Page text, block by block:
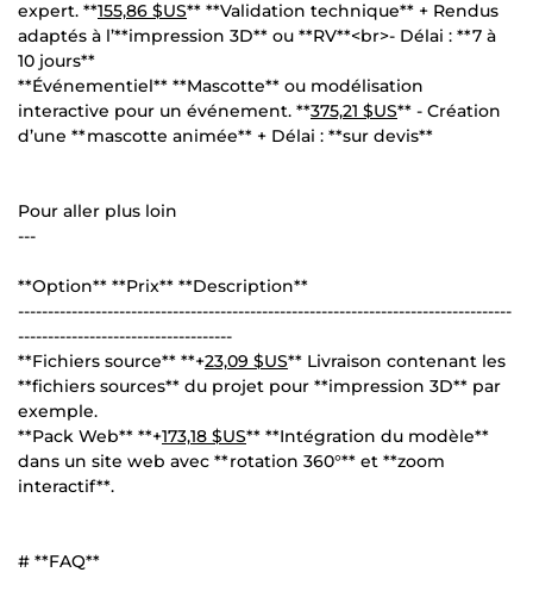
expert. **155,86 $US** **Validation technique** + Rendus
adaptés à l’**impression 3D** ou **RV**<br>- Délai : **7 à
10 jours**
**Événementiel** **Mascotte** ou modélisation
interactive pour un événement. **375,21 $US** - Création
d’une **mascotte animée** + Délai : **sur devis**
Pour aller plus loin
---
**Option** **Prix** **Description**
-----------------------------------------------------------------------------------
------------------------------------
**Fichiers source** **+23,09 $US** Livraison contenant les
**fichiers sources** du projet pour **impression 3D** par
exemple.
**Pack Web** **+173,18 $US** **Intégration du modèle**
dans un site web avec **rotation 360°** et **zoom
interactif**.
# **FAQ**